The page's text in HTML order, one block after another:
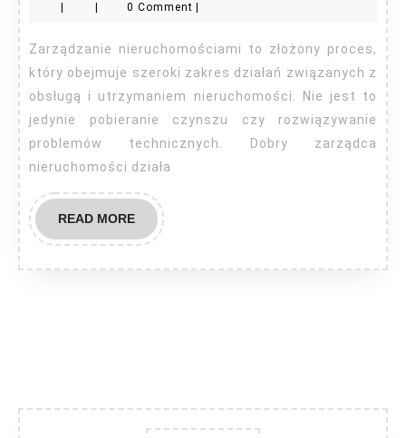
–
na
czym
polega
i
kiedy
nie
sięgnąć?
0 Comment
Zarządzanie nieruchomościami to złożony proces,
który obejmuje szeroki zakres działań związanych z
obsługą i utrzymaniem nieruchomości. Nie jest to
jedynie pobieranie czynszu czy rozwiązywanie
problemów technicznych. Dobry zarządca
nieruchomości działa
READ MOREREAD
MORE